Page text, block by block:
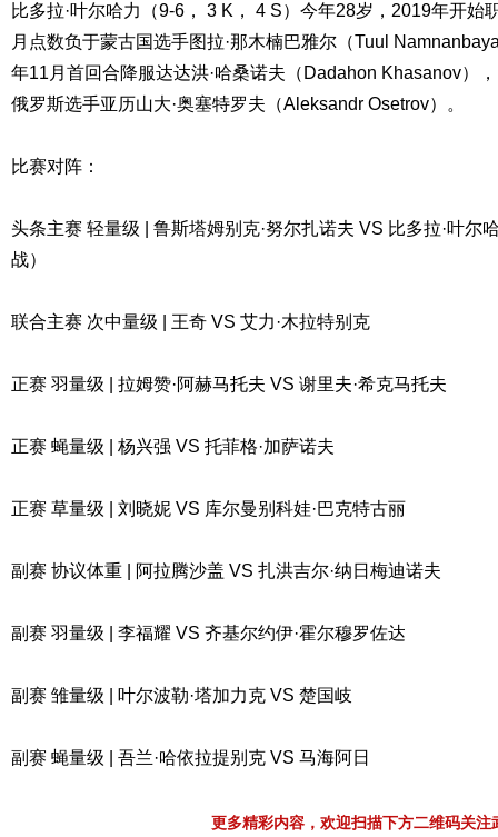
比多拉·叶尔哈力（9-6， 3 K， 4 S）今年28岁，2019年开始
月点数负于蒙古国选手图拉·那木楠巴雅尔（Tuul
年11月首回合降服达达洪·哈桑诺夫（Dadahon Khasanov）
俄罗斯选手亚历山大·奥塞特罗夫（Aleksandr Osetrov）。
比赛对阵：
头条主赛 轻量级 | 鲁斯塔姆别克·努尔扎诺夫 VS 比多拉·叶尔
战）
联合主赛 次中量级 | 王奇 VS 艾力·木拉特别克
正赛 羽量级 | 拉姆赞·阿赫马托夫 VS 谢里夫·希克马托夫
正赛 蝇量级 | 杨兴强 VS 托菲格·加萨诺夫
正赛 草量级 | 刘晓妮 VS 库尔曼别科娃·巴克特古丽
副赛 协议体重 | 阿拉腾沙盖 VS 扎洪吉尔·纳日梅迪诺夫
副赛 羽量级 | 李福耀 VS 齐基尔约伊·霍尔穆罗佐达
副赛 雏量级 | 叶尔波勒·塔加力克 VS 楚国岐
副赛 蝇量级 | 吾兰·哈依拉提别克 VS 马海阿日
更多精彩内容，欢迎扫描下方二维码关注